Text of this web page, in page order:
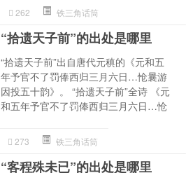
262 铁三角话筒
“拾遗天子前”的出处是哪里
“拾遗天子前”出自唐代元稹的《元和五
年予官不了罚俸西归三月六日…怆曩游
因投五十韵》。 “拾遗天子前”全诗 《元
和五年予官不了罚俸西归三月六日…怆
273 铁三角话筒
“客程殊未已”的出处是哪里